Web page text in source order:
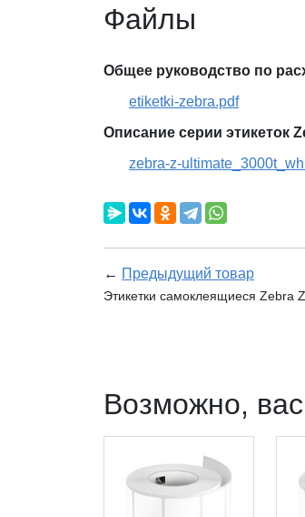
Файлы
Общее руководство по
etiketki-zebra.pdf
Описание серии этикеток
zebra-z-
← Предыдущий товар
Этикетки самоклеящиеся Zebra
Возможно, вас